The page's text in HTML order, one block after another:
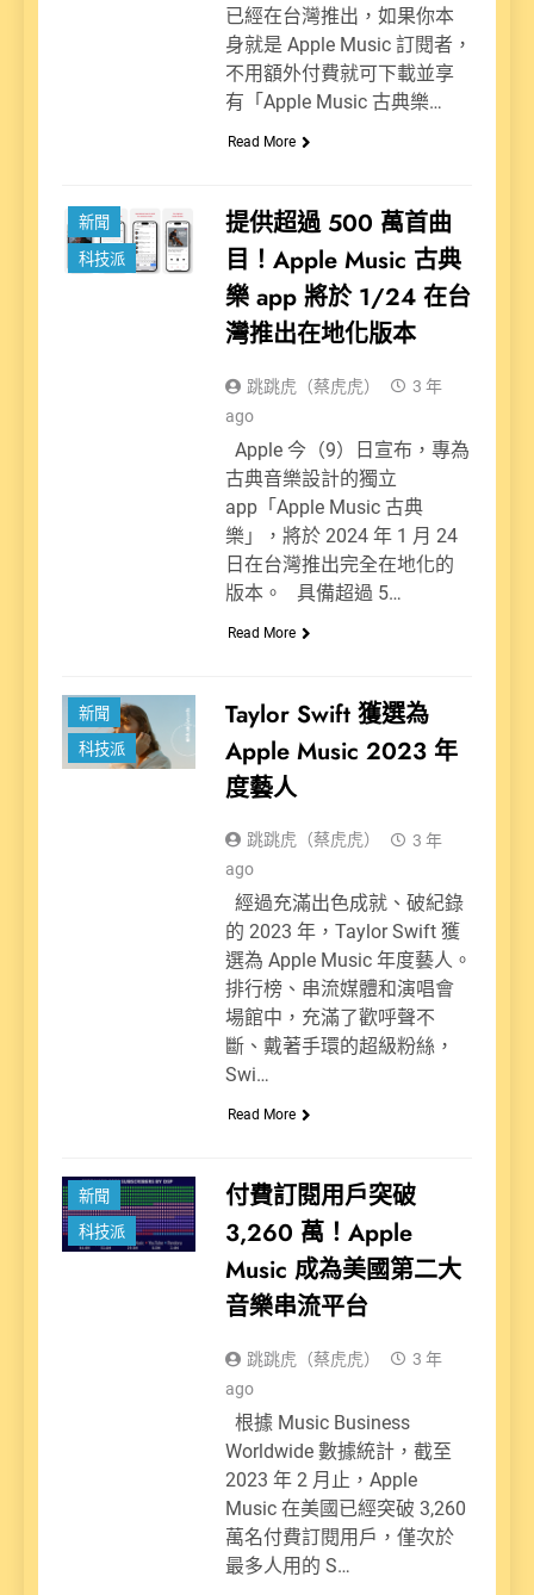
已經在台灣推出，如果你本
身就是 Apple Music 訂閱者，
不用額外付費就可下載並享
有「Apple Music 古典樂…
Read More
新聞
科技派
提供超過 500 萬首曲
目！Apple Music 古典
樂 app 將於 1/24 在台
灣推出在地化版本
跳跳虎（蔡虎虎）
3 年
ago
Apple 今（9）日宣布，專為
古典音樂設計的獨立
app「Apple Music 古典
樂」，將於 2024 年 1 月 24
日在台灣推出完全在地化的
版本。 具備超過 5…
Read More
新聞
科技派
Taylor Swift 獲選為
Apple Music 2023 年
度藝人
跳跳虎（蔡虎虎）
3 年
ago
經過充滿出色成就、破紀錄
的 2023 年，Taylor Swift 獲
選為 Apple Music 年度藝人。
排行榜、串流媒體和演唱會
場館中，充滿了歡呼聲不
斷、戴著手環的超級粉絲，
Swi…
Read More
新聞
科技派
付費訂閱用戶突破
3,260 萬！Apple
Music 成為美國第二大
音樂串流平台
跳跳虎（蔡虎虎）
3 年
ago
根據 Music Business
Worldwide 數據統計，截至
2023 年 2 月止，Apple
Music 在美國已經突破 3,260
萬名付費訂閱用戶，僅次於
最多人用的 S…